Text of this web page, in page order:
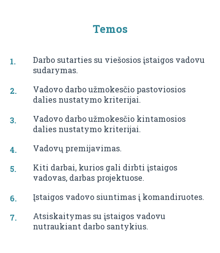
Temos
Darbo sutarties su viešosios įstaigos vadovu
sudarymas.
Vadovo darbo užmokesčio pastoviosios
dalies nustatymo kriterijai.
Vadovo darbo užmokesčio kintamosios
dalies nustatymo kriterijai.
Vadovų premijavimas.
Kiti darbai, kurios gali dirbti įstaigos
vadovas, darbas projektuose.
Įstaigos vadovo siuntimas į komandiruotes.
Atsiskaitymas su įstaigos vadovu
nutraukiant darbo santykius.